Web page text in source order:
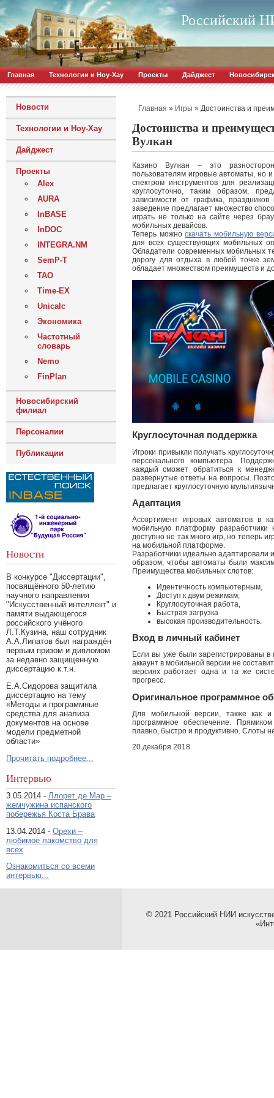
Российский
Главная Технологии и Ноу-Хау Проекты Дайджест
Новости
Технологии и Ноу-Хау
Дайджест
Проекты
Alex
AURA
InBASE
InDOC
INTEGRA.NM
SemP-T
ТАО
Time-EX
Unicalc
Экономика
Частотный
словарь
Nemo
FinPlan
Новосибирский
филиал
Персоналии
Публикации
Новости
В конкурсе "Диссертации",
посвящённого 50-летию
научного направления
"Искусственный интеллект" и
памяти выдающегося
российского учёного
Л.Т.Кузина, наш сотрудник
А.А.Липатов был награждён
первым призом и дипломом
за недавно защищенную
диссертацию к.т.н.
Е.А.Сидорова защитила
диссертацию на тему
«Методы и программные
средства для анализа
документов на основе
модели предметной
области»
Прочитать подробнее...
Интервью
3.05.2014 - Ллорет де Мар –
жемчужина испанского
побережья Коста Брава
13.04.2014 - Орехи –
любимое лакомство для
всех
Ознакомиться со всеми
интервью...
Главная » Игры » Достоинства и
Достоинства и
Вулкан
Казино Вулкан – это
пользователям игровые автоматы, но
спектром инструментов для
круглосуточно, таким образом,
зависимости от графика,
заведение предлагает множество
играть не только на сайте через
мобильных девайсов.
Теперь можноскачать мобильную
для всех существующих мобильных
Обладатели современных мобильных
дорогу для отдыха в любой точке
обладает множеством преимуществ и
Круглосуточная поддержка
Игроки привыкли получать
персонального компьютера.
каждый сможет обратиться к
развернутые ответы на вопросы.
предлагает круглосуточную
Адаптация
Ассортимент игровых автоматов в
мобильную платформу
доступно не так много игр, но теперь
на мобильной платформе.
Разработчики идеально
образом, чтобы автоматы были
Преимущества мобильных слотов:
Идентичность компьютерным,
Доступ к двум режимам,
Круглосуточная работа,
Быстрая загрузка
высокая производительность.
Вход в личный кабинет
Если вы уже были зарегистрированы в
аккаунт в мобильной версии не
версиях работает одна и та же
прогресс.
Оригинальное программное
Для мобильной версии, также как и
программное обеспечение.
плавно, быстро и продуктивно. Слоты
20 декабря 2018
© 2021 Российский НИИ